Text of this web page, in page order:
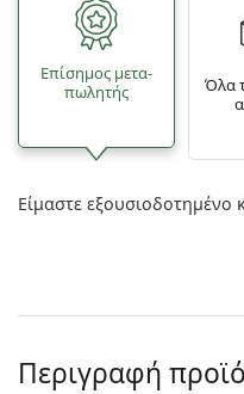
Επίσημος μετα­
πωλητής
Όλα
Είμαστε εξουσιοδοτημένο
Περιγραφή